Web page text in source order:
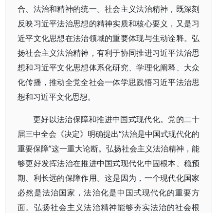
合、法治和精神的统一。社会主义法治精神，既深刻
反映习近平法治思想的精神实质和核心要义，又是习
近平文化思想在法治领域的重要体现与生动诠释。弘
扬社会主义法治精神，有利于协同推进习近平法治思
想和习近平文化思想体系化研究、学理化阐释、大众
化传播，推动全党全社会一体学思践悟习近平法治思
想和习近平文化思想。
更好以法治保障和推进中国式现代化。党的二十
届三中全会《决定》明确提出“法治是中国式现代化的
重要保障”这一重大论断。弘扬社会主义法治精神，能
够更好发挥法治在推进中国式现代化中固根本、稳预
期、利长远的保障作用。这是因为，一个现代化国家
必然是法治国家，法治化是中国式现代化的重要方
面。弘扬社会主义法治精神能够夯实法治的社会根